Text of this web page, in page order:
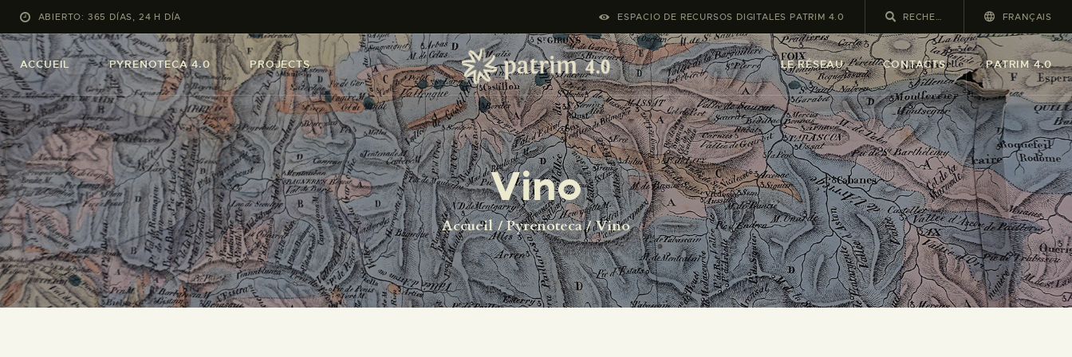
ABIERTO: 365 DÍAS, 24 H DÍA ESPACIO DE RECURSOS DIGITALES PATRIM 4.0 FRANÇAIS
ACCUEIL PYRENOTECA 4.0 PROJECTS LE RÉSEAU CONTACTS PATRIM 4.0
Vino
Accueil Pyrenoteca Vino
PYRENOTECA 4.0
PROJECTS
LE RÉSEAU
CONTACTS